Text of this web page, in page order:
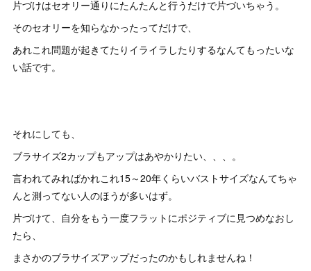
片づけはセオリー通りにたんたんと行うだけで片づいちゃう。
そのセオリーを知らなかったってだけで、
あれこれ問題が起きてたりイライラしたりするなんてもったいな
い話です。
それにしても、
ブラサイズ2カップもアップはあやかりたい、、、。
言われてみればかれこれ15～20年くらいバストサイズなんてちゃ
んと測ってない人のほうが多いはず。
片づけて、自分をもう一度フラットにポジティブに見つめなおし
たら、
まさかのブラサイズアップだったのかもしれませんね！